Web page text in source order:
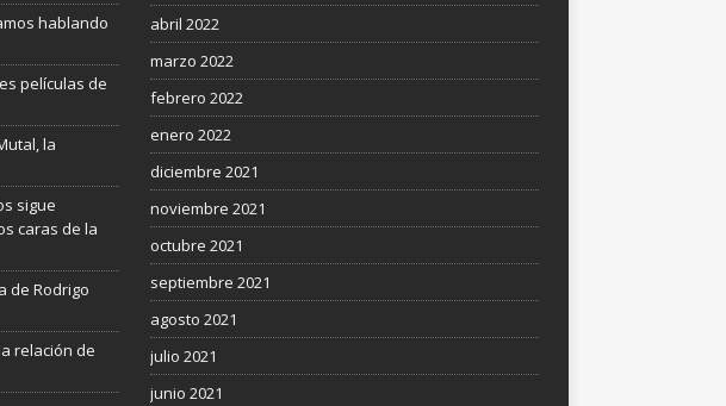
hablando
películas de
la
sigue
caras de la
de Rodrigo
relación de
abril 2022
marzo 2022
febrero 2022
enero 2022
diciembre 2021
noviembre 2021
octubre 2021
septiembre 2021
agosto 2021
julio 2021
junio 2021